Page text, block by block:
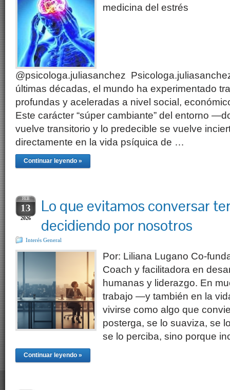
medicina del estrés
@psicologa.juliasanchez
últimas décadas, el mundo ha experimentado
profundas y aceleradas a nivel social,
Este carácter “súper cambiante” del entorno
vuelve transitorio y lo predecible se vuelve
directamente en la vida psíquica de …
Continuar leyendo »
FEB
13
2026
Lo que evitamos conversar
decidiendo por nosotros
Interés General
Por: Liliana Lugano Co-
Coach y facilitadora en
humanas y liderazgo. En
trabajo —y también en la
vivirse como algo que
posterga, se lo suaviza, se
se lo perciba, sino porque
Continuar leyendo »